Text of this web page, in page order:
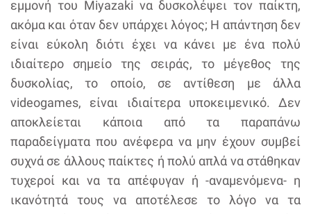
εμμονή του Miyazaki να δυσκολέψει τον παίκτη,
ακόμα και όταν δεν υπάρχει λόγος; Η απάντηση δεν
είναι εύκολη διότι έχει να κάνει με ένα πολύ
ιδιαίτερο σημείο της σειράς, το μέγεθος της
δυσκολίας, το οποίο, σε αντίθεση με άλλα
videogames, είναι ιδιαίτερα υποκειμενικό. Δεν
αποκλείεται κάποια από τα παραπάνω
παραδείγματα που ανέφερα να μην έχουν συμβεί
συχνά σε άλλους παίκτες ή πολύ απλά να στάθηκαν
τυχεροί και να τα απέφυγαν ή -αναμενόμενα- η
ικανότητά τους να αποτέλεσε το λόγο να τα